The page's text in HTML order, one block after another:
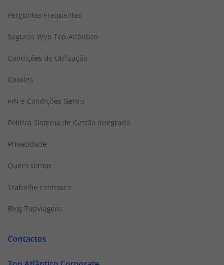
Perguntas Frequentes
Seguros Web Top Atlântico
Condições de Utilização
Cookies
FIN e Condições Gerais
Politica Sistema de Gestão Integrado
Privacidade
Quem somos
Trabalhe connosco
Blog TopViagens
Contactos